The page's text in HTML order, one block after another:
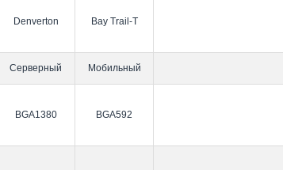
Denverton Bay Trail-T
Серверный Мобильный
BGA1380 BGA592